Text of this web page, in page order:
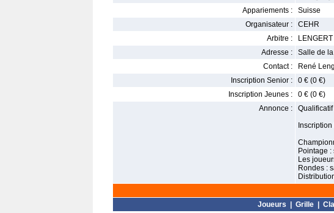
Appariements :
Suisse
Organisateur :
CEHR
Arbitre :
Adresse :
Salle de
Contact :
René
Inscription Senior :
0 € (0 €)
Inscription Jeunes :
0 € (0 €)
Annonce :
Pointage
Les
Rondes :
Joueurs Grille